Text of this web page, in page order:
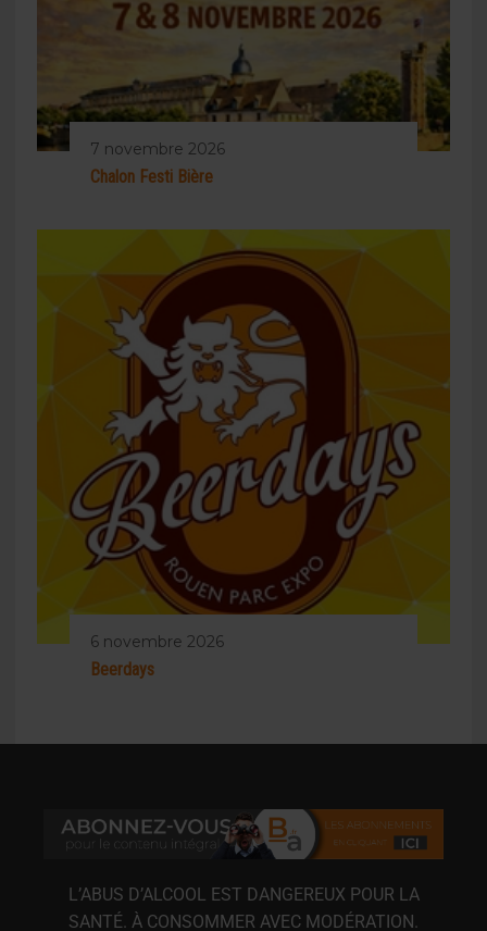
7 novembre 2026
Chalon Festi Bière
6 novembre 2026
Beerdays
L’ABUS D’ALCOOL EST DANGEREUX POUR LA
SANTÉ. À CONSOMMER AVEC MODÉRATION.